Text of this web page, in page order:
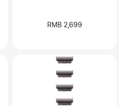
RMB 2,699